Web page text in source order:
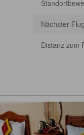
Nächster
Distanz zum